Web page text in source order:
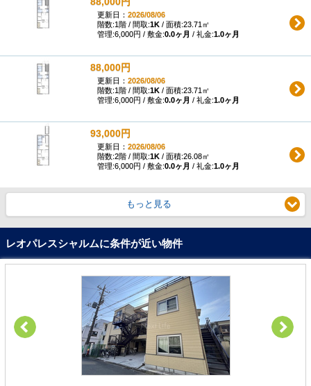
更新日： 2026/08/06
階数:1階 / 間取:1K/ 面積:23.71㎡
管理:6,000円 / 敷金:0.0ヶ月 / 礼金:1.0ヶ月
88,000円
更新日： 2026/08/06
階数:1階 / 間取:1K/ 面積:23.71㎡
管理:6,000円 / 敷金:0.0ヶ月 / 礼金:1.0ヶ月
93,000円
更新日： 2026/08/06
階数:2階 / 間取:1K/ 面積:26.08㎡
管理:6,000円 / 敷金:0.0ヶ月 / 礼金:1.0ヶ月
もっと見る
レオパレスシャルムに条件が近い物件